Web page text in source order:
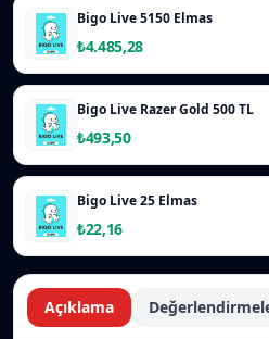
Bigo Live 5150 Elmas
₺4.485,28
Bigo Live Razer Gold 500 TL
₺493,50
Bigo Live 25 Elmas
₺22,16
Açıklama